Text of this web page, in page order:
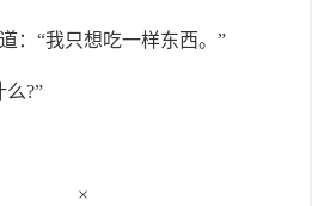
：“我只想吃一样东西。”
么?”
×